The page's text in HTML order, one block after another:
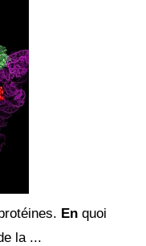
En quoi
la ...